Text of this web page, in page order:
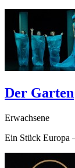
Der Garten
Erwachsene
Ein Stück Europa